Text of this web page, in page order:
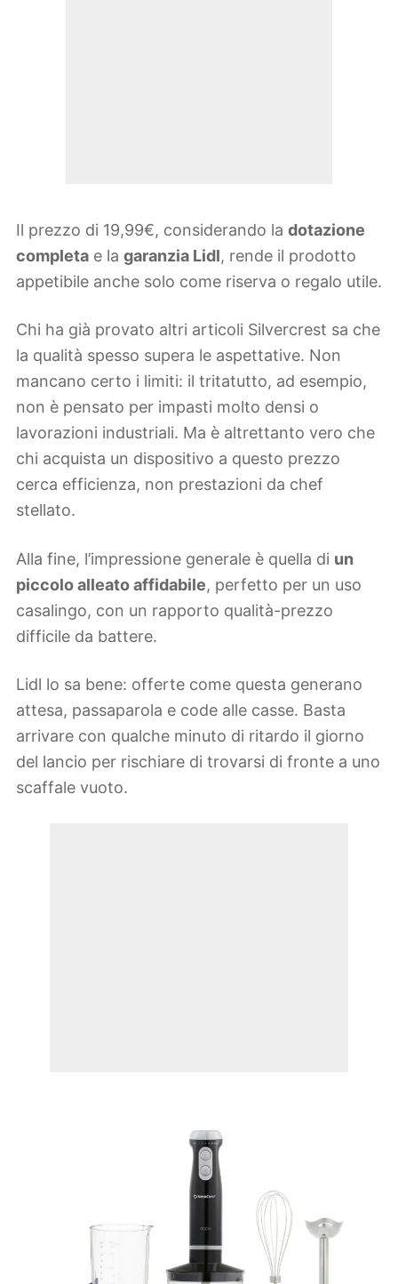
Il prezzo di 19,99€, considerando la dotazione
completa e la garanzia Lidl, rende il prodotto
appetibile anche solo come riserva o regalo utile.
Chi ha già provato altri articoli Silvercrest sa che
la qualità spesso supera le aspettative. Non
mancano certo i limiti: il tritatutto, ad esempio,
non è pensato per impasti molto densi o
lavorazioni industriali. Ma è altrettanto vero che
chi acquista un dispositivo a questo prezzo
cerca efficienza, non prestazioni da chef
stellato.
Alla fine, l’impressione generale è quella di un
piccolo alleato affidabile, perfetto per un uso
casalingo, con un rapporto qualità-prezzo
difficile da battere.
Lidl lo sa bene: offerte come questa generano
attesa, passaparola e code alle casse. Basta
arrivare con qualche minuto di ritardo il giorno
del lancio per rischiare di trovarsi di fronte a uno
scaffale vuoto.